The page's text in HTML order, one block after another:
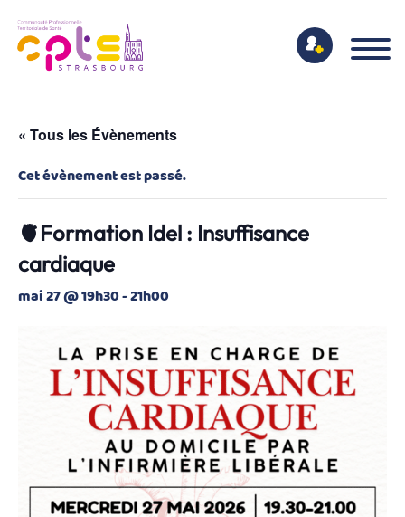
« Tous les Évènements
Cet évènement est passé.
🫀Formation Idel : Insuffisance
cardiaque
mai 27 @ 19h30-21h00